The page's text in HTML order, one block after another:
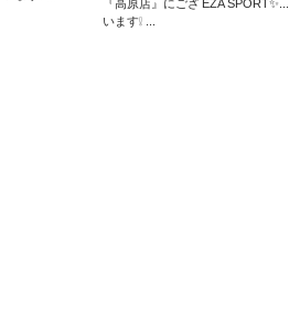
『高原店』にござ
います❕ ...
EZA SPORT✨...